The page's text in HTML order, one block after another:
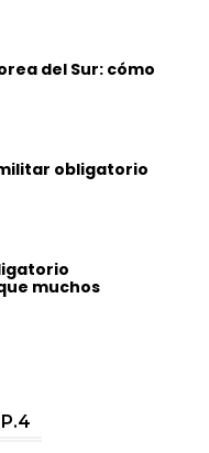
del Sur: cómo
obligatorio
muchos